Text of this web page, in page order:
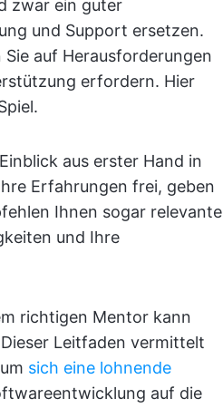
zwar ein guter
und Support ersetzen.
auf Herausforderungen
erfordern. Hier
aus erster Hand in
Erfahrungen frei, geben
Ihnen sogar relevante
und Ihre
richtigen Mentor kann
Leitfaden vermittelt
sich eine lohnende
auf die